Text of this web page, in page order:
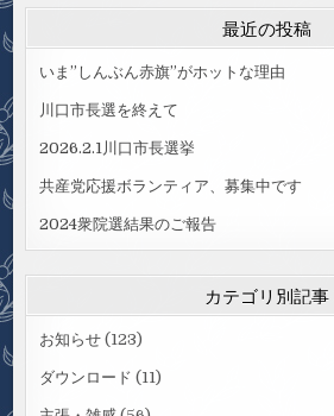
最近の投稿
いま”しんぶん赤旗”がホットな理由
川口市長選を終えて
2026.2.1川口市長選挙
共産党応援ボランティア、募集中です
2024衆院選結果のご報告
カテゴリ別記事
お知らせ (123)
ダウンロード (11)